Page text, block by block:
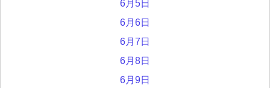
6月5日
6月6日
6月7日
6月8日
6月9日